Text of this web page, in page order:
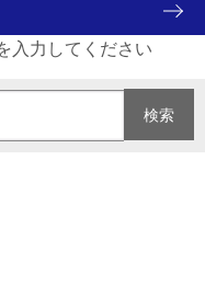
入力してください
検索